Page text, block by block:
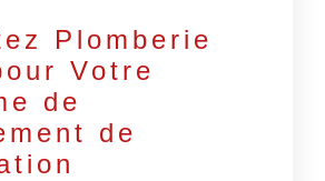
Plomberie
Votre
de
de